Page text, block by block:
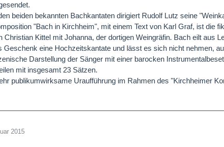
beiden bekannten Bachkantaten dirigiert Rudolf Lutz seine
"Bach in Kirchheim", mit einem Text von Karl Graf, ist die
Christian Kittel mit Johanna, der dortigen Weingräfin. Bach eilt aus
Geschenk eine Hochzeitskantate und lässt es sich nicht nehmen,
Darstellung der Sänger mit einer barocken
mit insgesamt 23 Sätzen.
publikumwirksame Uraufführung im Rahmen des "Kirchheimer
2015